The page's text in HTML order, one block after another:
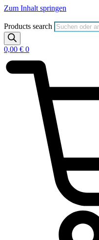
Zum Inhalt springen
Products search
0,00 € 0